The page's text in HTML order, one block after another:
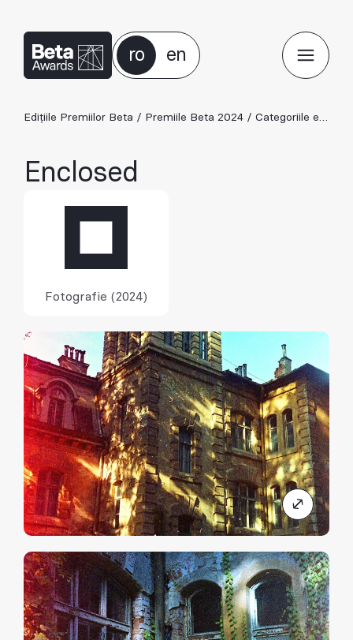
ro en
Edițiile Premiilor Beta / Premiile Beta 2024 / Categoriile ediției 2024
Enclosed
Fotografie (2024)